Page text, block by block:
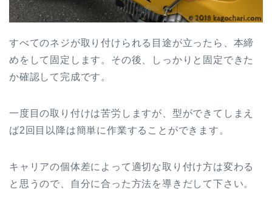
すべてのネジが取り付けられる目途が立ったら、本締
めをして固定します。その後、しっかりと固定できた
か確認して完成です。
一度目の取り付けは苦労しますが、型ができてしまえ
ば2回目以降は簡単に作業することができます。
キャリアの個体差によって適切な取り付け方は変わる
と思うので、自分に合った方法を導きだして下さい。